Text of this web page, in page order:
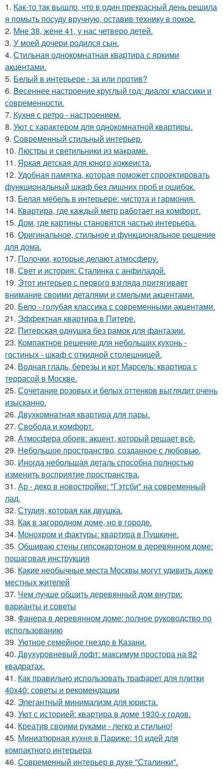
1. Как-то так вышло, что в один прекрасный день решила
я помыть посуду вручную, оставив технику в покое.
2. Мне 38, жене 41, у нас четверо детей.
3. У моей дочери родился сын.
4. Стильная однокомнатная квартира с яркими
акцентами.
5. Белый в интерьере - за или против?
6. Весеннее настроение круглый год: диалог классики и
современности.
7. Кухня с ретро - настроением.
8. Уют с характером для однокомнатной квартиры.
9. Современный стильный интерьер.
10. Люстры и светильники из макраме.
11. Яркая детская для юного хоккеиста.
12. Удобная памятка, которая поможет спроектировать
функциональный шкаф без лишних проб и ошибок.
13. Белая мебель в интерьере: чистота и гармония.
14. Квартира, где каждый метр работает на комфорт.
15. Дом, где картины становятся частью интерьера.
16. Оригинальное, стильное и функциональное решение
для дома.
17. Полочки, которые делают атмосферу.
18. Свет и история: Сталинка с анфиладой.
19. Этот интерьер с первого взгляда притягивает
внимание своими деталями и смелыми акцентами.
20. Бело - голубая классика с современными акцентами.
21. Эффектная квартира в Питере.
22. Питерская однушка без рамок для фантазии.
23. Компактное решение для небольших кухонь -
гостиных - шкаф с откидной столешницей.
24. Водная гладь, березы и кот Марсель: квартира с
террасой в Москве.
25. Сочетание розовых и белых оттенков выглядит очень
изысканно.
26. Двухкомнатная квартира для пары.
27. Свобода и комфорт.
28. Атмосфера обоев: акцент, который решает всё.
29. Небольшое пространство, созданное с любовью.
30. Иногда небольшая деталь способна полностью
изменить восприятие пространства.
31. Ар - деко в новостройке: "Гэтсби" на современный
лад.
32. Студия, которая как двушка.
33. Как в загородном доме, но в городе.
34. Монохром и фактуры: квартира в Пушкине.
35. Обшиваю стены гипсокартоном в деревянном доме:
пошаговая инструкция
36. Какие необычные места Москвы могут удивить даже
местных жителей
37. Чем лучше обшить деревянный дом внутри:
варианты и советы
38. Фанера в деревянном доме: полное руководство по
использованию
39. Уютное семейное гнездо в Казани.
40. Двухуровневый лофт: максимум простора на 82
квадратах.
41. Как правильно использовать трафарет для плитки
40x40: советы и рекомендации
42. Элегантный минимализм для юриста.
43. Уют с историей: квартира в доме 1930-х годов.
44. Креатив своими руками - легко и стильно!
45. Миниатюрная кухня в Париже: 10 идей для
компактного интерьера
46. Современный интерьер в духе "Сталинки".